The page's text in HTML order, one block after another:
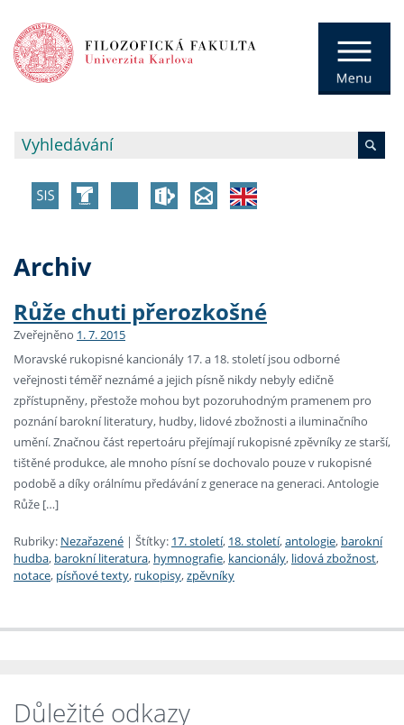
Archiv
Růže chuti přerozkošné
Zveřejněno 1. 7. 2015
Moravské rukopisné kancionály 17. a 18. století jsou odborné
veřejnosti téměř neznámé a jejich písně nikdy nebyly edičně
zpřístupněny, přestože mohou byt pozoruhodným pramenem pro
poznání barokní literatury, hudby, lidové zbožnosti a iluminačního
umění. Značnou část repertoáru přejímají rukopisné zpěvníky ze starší,
tištěné produkce, ale mnoho písní se dochovalo pouze v rukopisné
podobě a díky orálnímu předávání z generace na generaci. Antologie
Růže […]
Rubriky: Nezařazené | Štítky: 17. století, 18. století,antologie, barokní
hudba, barokní literatura, hymnografie, kancionály, lidová zbožnost,
notace, písňové texty, rukopisy,zpěvníky
Důležité odkazy